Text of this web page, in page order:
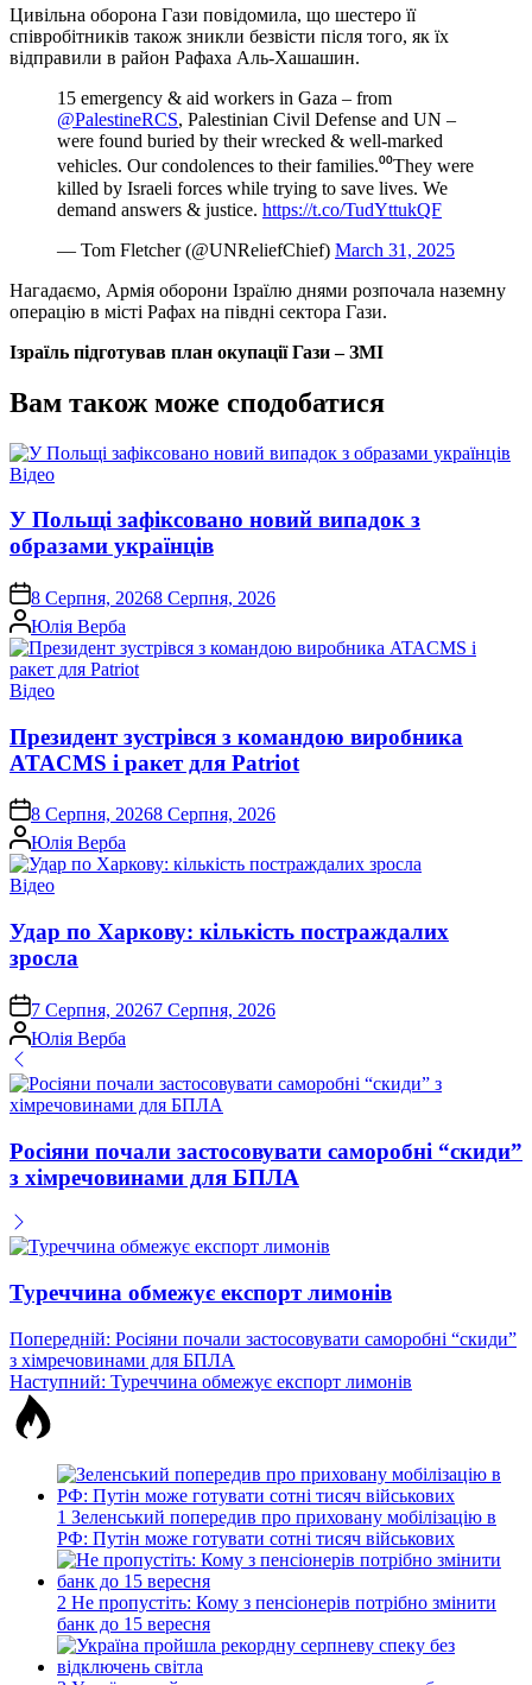
Цивільна оборона Гази повідомила, що шестеро її
співробітників також зникли безвісти після того, як їх
відправили в район Рафаха Аль-Хашашин.
15 emergency & aid workers in Gaza – from
@PalestineRCS, Palestinian Civil Defense and UN –
were found buried by their wrecked & well-marked
vehicles. Our condolences to their families.⁰⁰They were
killed by Israeli forces while trying to save lives. We
demand answers & justice. https://t.co/TudYttukQF
— Tom Fletcher (@UNReliefChief) March 31, 2025
Нагадаємо, Армія оборони Ізраїлю днями розпочала наземну
операцію в місті Рафах на півдні сектора Гази.
Ізраїль підготував план окупації Гази – ЗМІ
Вам також може сподобатися
Опублікувати
Відео
У Польщі зафіксовано новий випадок з
образами українців
on8 Серпня, 20268 Серпня, 2026
Опубліковано
Юлія Верба
Опублікувати
Відео
Президент зустрівся з командою виробника
ATACMS і ракет для Patriot
on8 Серпня, 20268 Серпня, 2026
Опубліковано
Юлія Верба
Опублікувати
Відео
Удар по Харкову: кількість постраждалих
зросла
on 7 Серпня, 20267 Серпня, 2026
Опубліковано
Юлія Верба
Росіяни почали застосовувати саморобні “скиди”
з хімречовинами для БПЛА
Туреччина обмежує експорт лимонів
Навігація
записів
Попередній: Росіяни почали застосовувати саморобні “скиди”
з хімречовинами для БПЛА
Наступний: Туреччина обмежує експорт лимонів
1 Зеленський попередив про приховану мобілізацію в
РФ: Путін може готувати сотні тисяч військових
2 Не пропустіть: Кому з пенсіонерів потрібно змінити
банк до 15 вересня